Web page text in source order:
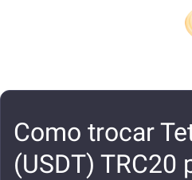
Como trocar
(USDT) TRC20